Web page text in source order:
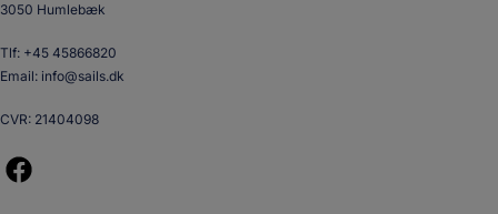
3050 Humlebæk
Tlf: +45 45866820
Email: info@sails.dk
CVR: 21404098